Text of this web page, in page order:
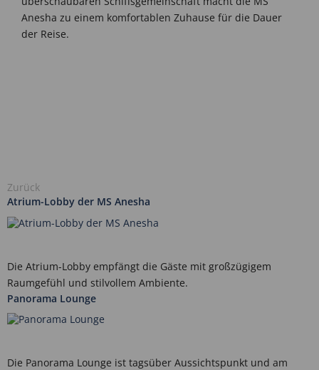
Anesha zu einem komfortablen Zuhause für die Dauer
der Reise.
Zurück
Atrium-Lobby der MS Anesha
Die Atrium-Lobby empfängt die Gäste mit großzügigem
Raumgefühl und stilvollem Ambiente.
Panorama Lounge
Die Panorama Lounge ist tagsüber Aussichtspunkt und am